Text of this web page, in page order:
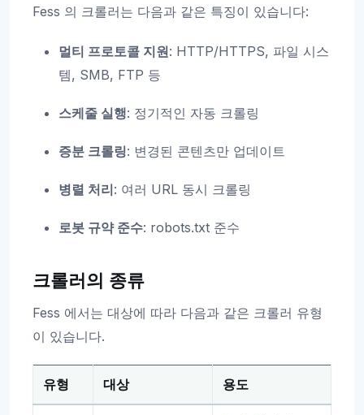
Fess 의 크롤러는 다음과 같은 특징이 있습니다:
멀티 프로토콜 지원: HTTP/HTTPS, 파일 시스
템, SMB, FTP 등
스케줄 실행: 정기적인 자동 크롤링
증분 크롤링: 변경된 콘텐츠만 업데이트
병렬 처리: 여러 URL 동시 크롤링
로봇 규약 준수: robots.txt 준수
크롤러의 종류
Fess 에서는 대상에 따라 다음과 같은 크롤러 유형
이 있습니다.
유형 대상 용도